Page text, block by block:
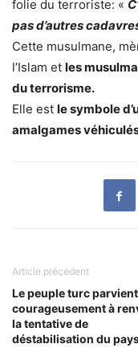
folie du terroriste: «
pas d’autres
Cette musulmane,
l’Islam et les
du terrorisme.
Elle est le symbole
amalgames
Article précédent
Le peuple turc parvient
courageusement à
la tentative de
déstabilisation du